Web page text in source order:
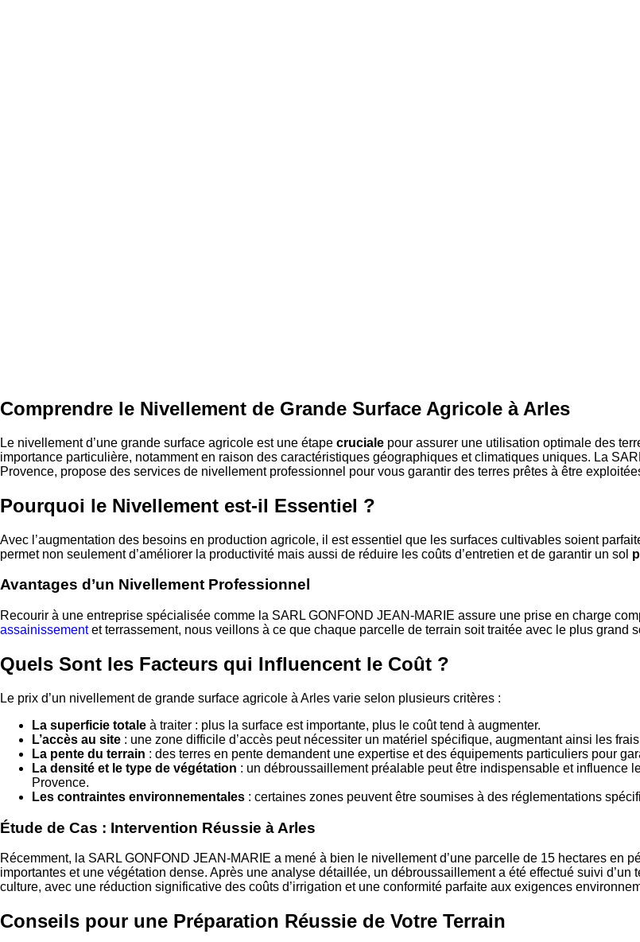
Comprendre le Nivellement de Grande Surface Agricole à Arles
Le nivellement d’une grande surface agricole est une étape cruciale pour assurer une utilisation optimale des
importance particulière, notamment en raison des caractéristiques géographiques et climatiques uniques. La
Provence, propose des services de nivellement professionnel pour vous garantir des terres prêtes à être
Pourquoi le Nivellement est-il Essentiel ?
Avec l’augmentation des besoins en production agricole, il est essentiel que les surfaces cultivables soient
permet non seulement d’améliorer la productivité mais aussi de réduire les coûts d’entretien et de garantir un sol
Avantages d’un Nivellement Professionnel
Recourir à une entreprise spécialisée comme la SARL GONFOND JEAN-MARIE assure une prise en charge
assainissementet terrassement, nous veillons à ce que chaque parcelle de terrain soit traitée avec le plus grand
Quels Sont les Facteurs qui Influencent le Coût ?
Le prix d’un nivellement de grande surface agricole à Arles varie selon plusieurs critères :
La superficie totale à traiter : plus la surface est importante, plus le coût tend à augmenter.
L’accès au site : une zone difficile d’accès peut nécessiter un matériel spécifique, augmentant ainsi les
La pente du terrain : des terres en pente demandent une expertise et des équipements particuliers pour
La densité et le type de végétation : un débroussaillement préalable peut être indispensable et influence
Provence.
Les contraintes environnementales : certaines zones peuvent être soumises à des réglementations
Étude de Cas : Intervention Réussie à Arles
Récemment, la SARL GONFOND JEAN-MARIE a mené à bien le nivellement d’une parcelle de 15 hectares en
importantes et une végétation dense. Après une analyse détaillée, un débroussaillement a été effectué suivi
culture, avec une réduction significative des coûts d’irrigation et une conformité parfaite aux exigences
Conseils pour une Préparation Réussie de Votre Terrain